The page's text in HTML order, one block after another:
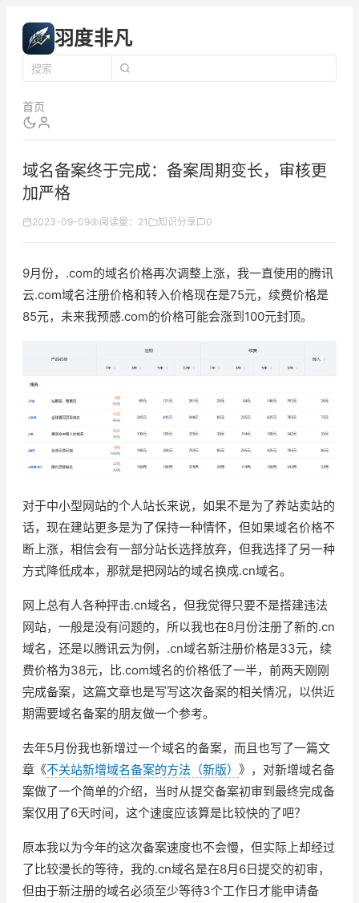
羽度非凡
首页
域名备案终于完成：备案周期变长，审核更
加严格
2023-09-09 阅读量：21 知识分享 0
9月份，.com的域名价格再次调整上涨，我一直使用的腾讯
云.com域名注册价格和转入价格现在是75元，续费价格是
85元，未来我预感.com的价格可能会涨到100元封顶。
对于中小型网站的个人站长来说，如果不是为了养站卖站的
话，现在建站更多是为了保持一种情怀，但如果域名价格不
断上涨，相信会有一部分站长选择放弃，但我选择了另一种
方式降低成本，那就是把网站的域名换成.cn域名。
网上总有人各种抨击.cn域名，但我觉得只要不是搭建违法
网站，一般是没有问题的，所以我也在8月份注册了新的.cn
域名，还是以腾讯云为例，.cn域名新注册价格是33元，续
费价格为38元，比.com域名的价格低了一半，前两天刚刚
完成备案，这篇文章也是写写这次备案的相关情况，以供近
期需要域名备案的朋友做一个参考。
去年5月份我也新增过一个域名的备案，而且也写了一篇文
章《不关站新增域名备案的方法（新版） 》，对新增域名备
案做了一个简单的介绍，当时从提交备案初审到最终完成备
案仅用了6天时间，这个速度应该算是比较快的了吧？
原本我以为今年的这次备案速度也不会慢，但实际上却经过
了比较漫长的等待，我的.cn域名是在8月6日提交的初审，
但由于新注册的域名必须至少等待3个工作日才能申请备